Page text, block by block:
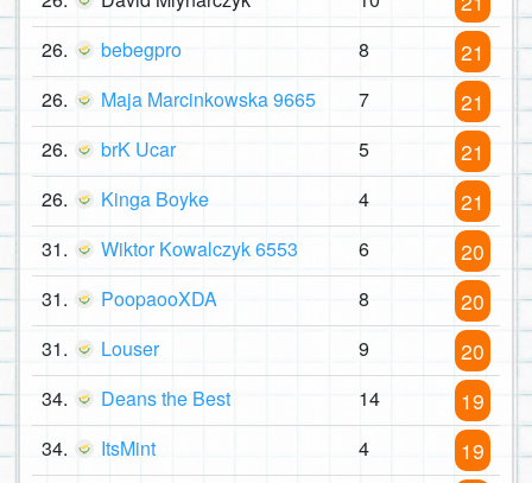
26. bebegpro 8 21
26. Maja Marcinkowska 9665 7 21
26. brK Ucar 5 21
26. Kinga Boyke 4 21
31. Wiktor Kowalczyk 6553 6 20
31. PoopaooXDA 8 20
31. Louser 9 20
34. Deans the Best 14 19
34. ItsMint 4 19